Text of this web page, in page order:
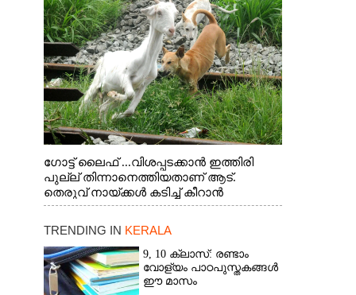
ഗോട്ട് ലൈഫ് ...വിശപ്പടക്കാൻ ഇത്തിരി
പുല്ല് തിന്നാനെത്തിയതാണ് ആട്.
തെരുവ് നായ്ക്കൾ കടിച്ച് കീറാൻ
വന്നതോടെ വയറിന്റെ ആന്തൽ മറന്ന്
വാത്തുരുത്തിയിൽ നിന്നുള്ള കാഴ്ച
TRENDING IN KERALA
9, 10 ക്ലാസ്: രണ്ടാം
വോള്യം പാഠപുസ്തകങ്ങൾ
ഈ മാസം